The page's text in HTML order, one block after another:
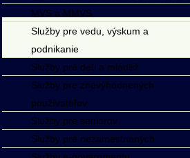
MVS a MMVS
Služby pre vedu, výskum a
podnikanie
Služby pre deti a mládež
Služby pre znevýhodnených
používateľov
Služby pre seniorov
Služby pre nezamestnaných